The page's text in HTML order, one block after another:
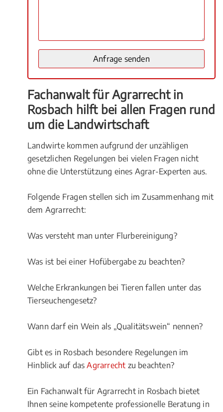
Fachanwalt für Agrarrecht in
Rosbach hilft bei allen Fragen rund
um die Landwirtschaft
Landwirte kommen aufgrund der unzähligen
gesetzlichen Regelungen bei vielen Fragen nicht
ohne die Unterstützung eines Agrar-Experten aus.
Folgende Fragen stellen sich im Zusammenhang mit
dem Agrarrecht:
Was versteht man unter Flurbereinigung?
Was ist bei einer Hofübergabe zu beachten?
Welche Erkrankungen bei Tieren fallen unter das
Tierseuchengesetz?
Wann darf ein Wein als „Qualitätswein“ nennen?
Gibt es in Rosbach besondere Regelungen im
Hinblick auf dasAgrarrecht zu beachten?
Ein Fachanwalt für Agrarrecht in Rosbach bietet
Ihnen seine kompetente professionelle Beratung in